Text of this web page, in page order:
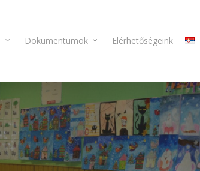
Dokumentumok Elérhetőségeink